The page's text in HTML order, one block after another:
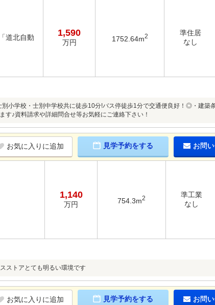
道北自動
1,590
万円 1752.64m2
準住居
なし
小学校・士別中学校共に徒歩10分!バス停徒歩1分で交通便良好！◎・建築
♪資料請求や詳細問合せ等お気軽にご連絡下さい！
お気に入りに追加 見学予約をする お問
1,140
万円 754.3m2
準工業
なし
ストアとても明るい環境です
お気に入りに追加 見学予約をする お問